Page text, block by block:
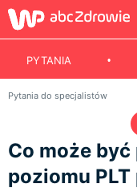
PYTANIA
Pytania do specjalistów
Co może
poziomu